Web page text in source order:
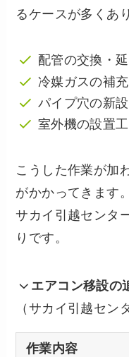
るケースが多くあ
配管の交換・
冷媒ガスの補充
パイプ穴の新設
室外機の設置
こうした作業が加
がかかってきます。
サカイ引越センタ
りです。
エアコン移設の
（サカイ引越セン
作業内容